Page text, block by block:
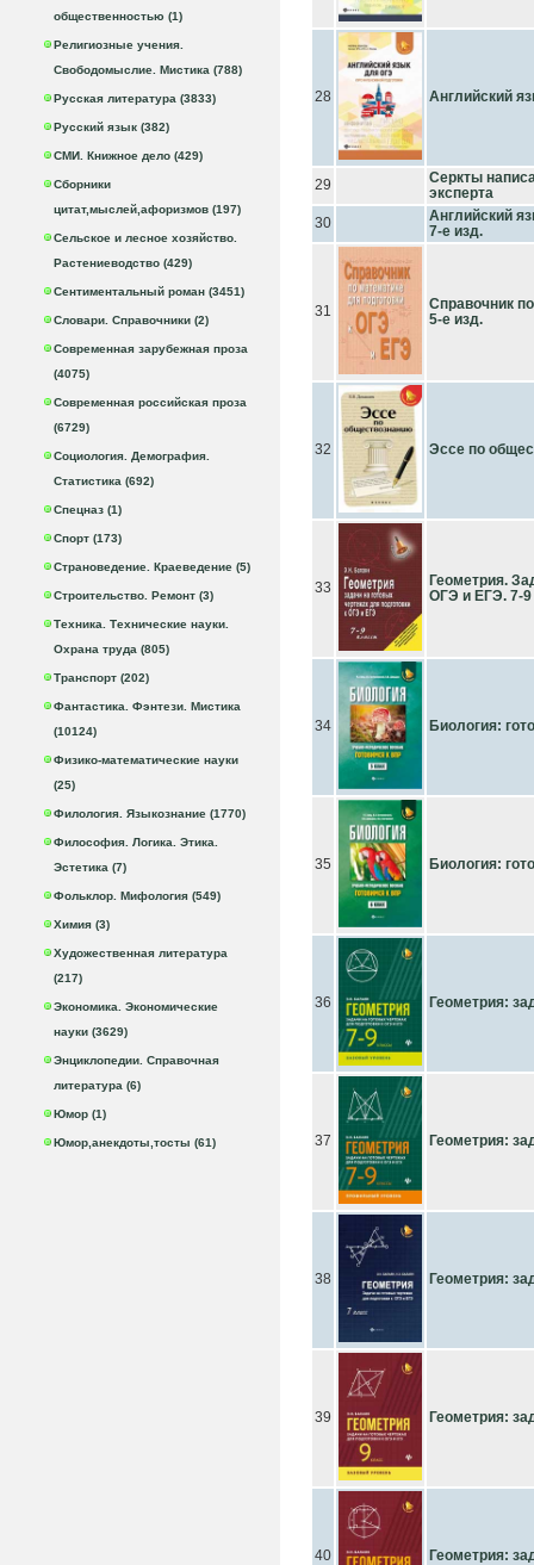
общественностью (1)
Религиозные учения.
Свободомыслие. Мистика (788)
Русская литература (3833)
Русский язык (382)
СМИ. Книжное дело (429)
Сборники
цитат,мыслей,афоризмов (197)
Сельское и лесное хозяйство.
Растениеводство (429)
Сентиментальный роман (3451)
Словари. Справочники (2)
Современная зарубежная проза
(4075)
Современная российская проза
(6729)
Социология. Демография.
Статистика (692)
Спецназ (1)
Спорт (173)
Страноведение. Краеведение (5)
Строительство. Ремонт (3)
Техника. Технические науки.
Охрана труда (805)
Транспорт (202)
Фантастика. Фэнтези. Мистика
(10124)
Физико-математические науки
(25)
Филология. Языкознание (1770)
Философия. Логика. Этика.
Эстетика (7)
Фольклор. Мифология (549)
Химия (3)
Художественная литература
(217)
Экономика. Экономические
науки (3629)
Энциклопедии. Справочная
литература (6)
Юмор (1)
Юмор,анекдоты,тосты (61)
28 Английский
29
Серкты
эксперта
30
Английский
7-е изд.
31
Справочник
5-е изд.
32 Эссе по
33
Геометрия.
ОГЭ и ЕГЭ. 7-
34 Биология:
35 Биология:
36 Геометрия:
37 Геометрия:
38 Геометрия:
39 Геометрия:
40 Геометрия: